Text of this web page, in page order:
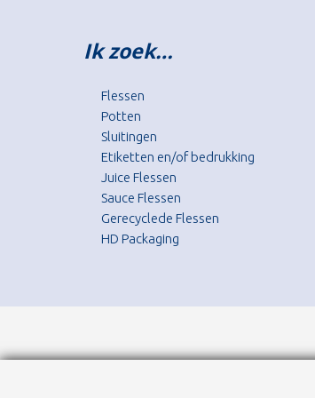
Ik zoek…
Flessen
Potten
Sluitingen
Etiketten en/of bedrukking
Juice Flessen
Sauce Flessen
Gerecyclede Flessen
HD Packaging